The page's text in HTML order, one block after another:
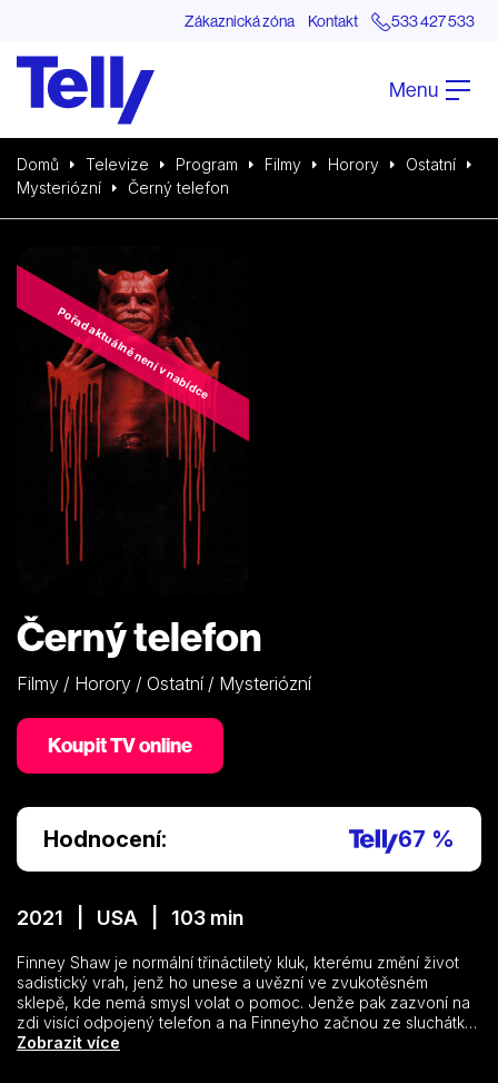
Zákaznická zóna Kontakt 533 427 533
Menu
Domů Televize Program Filmy Horory
Ostatní
Mysteriózní
Černý telefon
Pořad aktuálně není v nabídce
Černý telefon
Filmy / Horory / Ostatní / Mysteriózní
Koupit TV online
Hodnocení: 67 %
2021 | USA | 103 min
Finney Shaw je normální třináctiletý kluk, kterému změní život
sadistický vrah, jenž ho unese a uvězní ve zvukotěsném
sklepě, kde nemá smysl volat o pomoc. Jenže pak zazvoní na
zdi visící odpojený telefon a na Finneyho začnou ze sluchátka
mluvit předchozí únoscovy oběti. Ty mají jeden společný cíl –
Zobrazit více